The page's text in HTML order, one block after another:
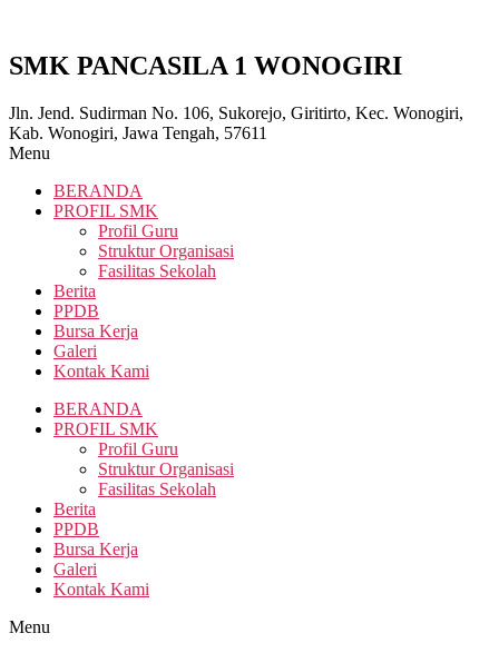
SMK PANCASILA 1 WONOGIRI
Jln. Jend. Sudirman No. 106, Sukorejo, Giritirto, Kec. Wonogiri,
Kab. Wonogiri, Jawa Tengah, 57611
Menu
BERANDA
PROFIL SMK
Profil Guru
Struktur Organisasi
Fasilitas Sekolah
Berita
PPDB
Bursa Kerja
Galeri
Kontak Kami
BERANDA
PROFIL SMK
Profil Guru
Struktur Organisasi
Fasilitas Sekolah
Berita
PPDB
Bursa Kerja
Galeri
Kontak Kami
Menu